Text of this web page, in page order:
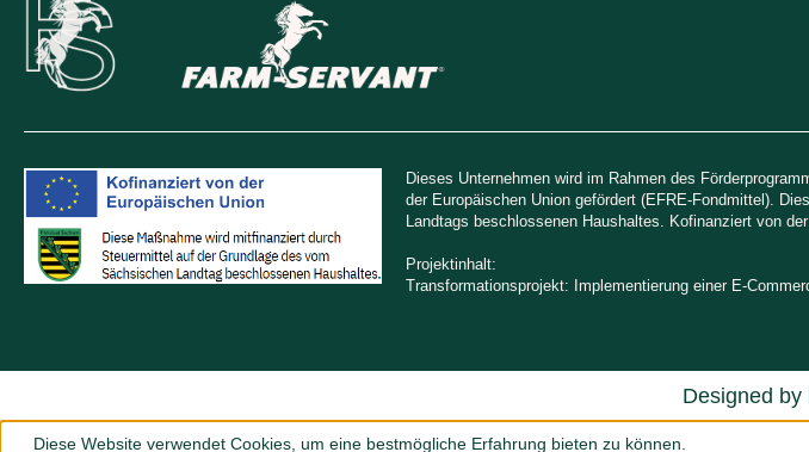
Dieses Unternehmen wird im Rahmen des
der Europäischen Union gefördert (EFRE-Fondmittel).
Landtags beschlossenen Haushaltes. Kofinanziert von
Projektinhalt:
Transformationsprojekt: Implementierung einer E-
Designed by
Diese Website verwendet Cookies, um eine bestmögliche Erfahrung bieten zu können.